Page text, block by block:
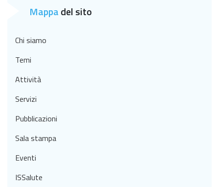
Mappadel sito
Chi siamo
Temi
Attività
Servizi
Pubblicazioni
Sala stampa
Eventi
ISSalute